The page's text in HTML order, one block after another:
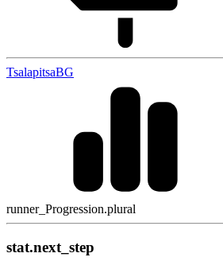
TsalapitsaBG
runner_Progression.plural
stat.next_step